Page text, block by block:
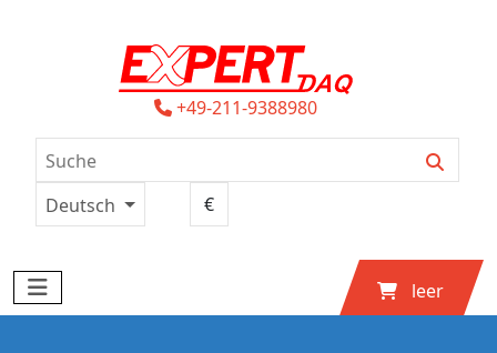
+49-211-9388980
Deutsch
leer